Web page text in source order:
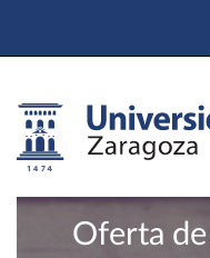
Oferta de